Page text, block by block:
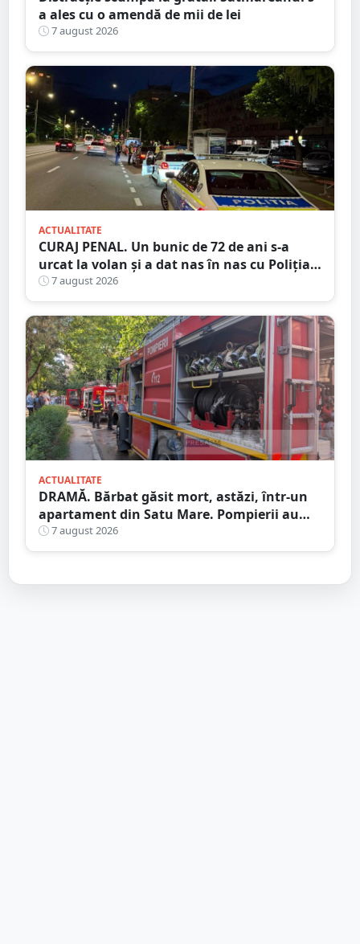
a ales cu o amendă de mii de lei
7 august 2026
ACTUALITATE
CURAJ PENAL. Un bunic de 72 de ani s-a
urcat la volan și a dat nas în nas cu Poliția
Satu Mare
7 august 2026
ACTUALITATE
DRAMĂ. Bărbat găsit mort, astăzi, într-un
apartament din Satu Mare. Pompierii au
spart ușa
7 august 2026